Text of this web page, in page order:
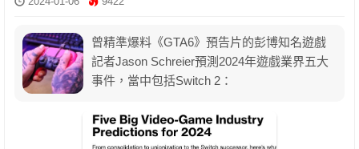
曾精準爆料《GTA6》預告片的彭博知名遊戲
記者Jason Schreier預測2024年遊戲業界五大
事件，當中包括Switch 2：